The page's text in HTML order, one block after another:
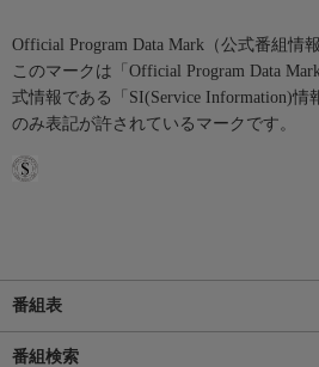
Official Program Data Mark（公式番組情
このマークは「Official Program Data
式情報である「SI(Service Information)情
のみ表記が許されているマークです。
番組表
番組検索